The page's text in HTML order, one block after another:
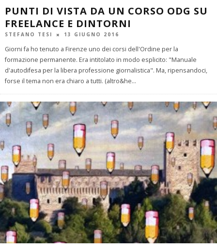
PUNTI DI VISTA DA UN CORSO ODG SU
FREELANCE E DINTORNI
STEFANO TESI 13 GIUGNO 2016
Giorni fa ho tenuto a Firenze uno dei corsi dell'Ordine per la
formazione permanente. Era intitolato in modo esplicito: "Manuale
d'autodifesa per la libera professione giornalistica". Ma, ripensandoci,
forse il tema non era chiaro a tutti. (altro&he...